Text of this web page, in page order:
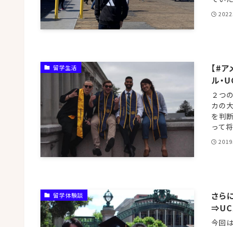
留学生活
【#
ル・
２つ
カの
を判
って
留学体験談
さら
⇒UC
今回